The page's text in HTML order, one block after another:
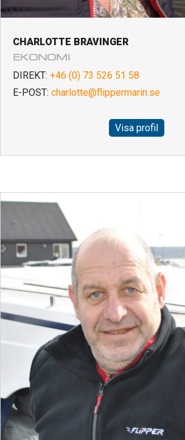
CHARLOTTE BRAVINGER
EKONOMI
DIREKT: +46 (0) 73 526 51 58
E-POST: charlotte@flippermarin.se
Visa profil